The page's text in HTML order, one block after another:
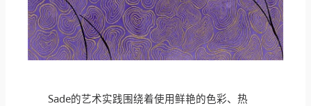
Sade的艺术实践围绕着使用鲜艳的色彩、热